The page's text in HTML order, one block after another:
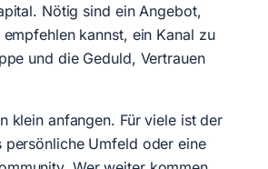
Nötig sind ein Angebot,
kannst, ein Kanal zu
und die Geduld, Vertrauen
klein anfangen. Für viele ist der
persönliche Umfeld oder eine